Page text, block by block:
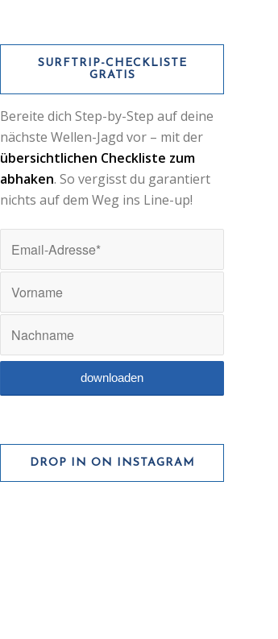
SURFTRIP-CHECKLISTE
GRATIS
Bereite dich Step-by-Step auf deine
nächste Wellen-Jagd vor – mit der
übersichtlichen Checkliste zum
abhaken. So vergisst du garantiert
nichts auf dem Weg ins Line-up!
DROP IN ON INSTAGRAM